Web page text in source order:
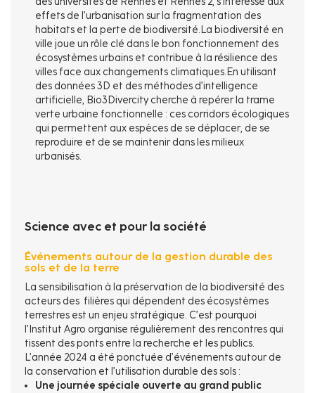
effets de l’urbanisation sur la fragmentation des
habitats et la perte de biodiversité.La biodiversité en
ville joue un rôle clé dans le bon fonctionnement des
écosystèmes urbains et contribue à la résilience des
villes face aux changements climatiques.En utilisant
des données 3D et des méthodes d’intelligence
artificielle, Bio3Divercity cherche à repérer la trame
verte urbaine fonctionnelle : ces corridors écologiques
qui permettent aux espèces de se déplacer, de se
reproduire et de se maintenir dans les milieux
urbanisés.
Science avec et pour la société
Événements autour de la gestion durable des
sols et de la terre
La sensibilisation à la préservation de la biodiversité des
acteurs des filières qui dépendent des écosystèmes
terrestres est un enjeu stratégique. C’est pourquoi
l’Institut Agro organise régulièrement des rencontres qui
tissent des ponts entre la recherche et les publics.
L’année 2024 a été ponctuée d’événements autour de
la conservation et l’utilisation durable des sols :
Une journée spéciale ouverte au grand public